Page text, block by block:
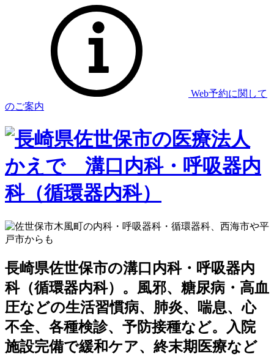
Web予約に関して
のご案内
長崎県佐世保市の溝口内科・呼吸器内
科（循環器内科）。風邪、糖尿病・高血
圧などの生活習慣病、肺炎、喘息、心
不全、各種検診、予防接種など。入院
施設完備で緩和ケア、終末期医療など